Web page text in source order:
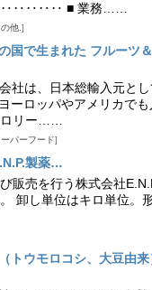
■ 業務……
他.
国で生まれた フルーツ
社は、日本総輸入元と
ーロッパやアメリカで
ロリー……
ーパーフード
製薬…
販売を行う株式会社
卸し単位はキロ単位。
トウモロコシ、大豆由